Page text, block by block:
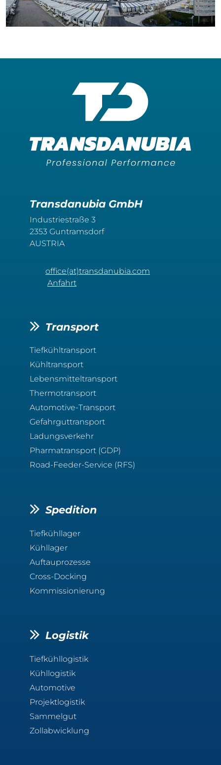
Transdanubia GmbH
Industriestraße 3
2353 Guntramsdorf
AUSTRIA
office(at)transdanubia.com
Anfahrt
Transport
Tiefkühltransport
Kühltransport
Lebensmitteltransport
Thermotransport
Automotive-Transport
Gefahrguttransport
Ladungsverkehr
Pharmatransport (GDP)
Road-Feeder-Service (RFS)
Spedition
Tiefkühllager
Kühllager
Auftauprozesse
Cross-Docking
Kommissionierung
Logistik
Tiefkühllogistik
Kühllogistik
Automotive
Projektlogistik
Sammelgut
Zollabwicklung